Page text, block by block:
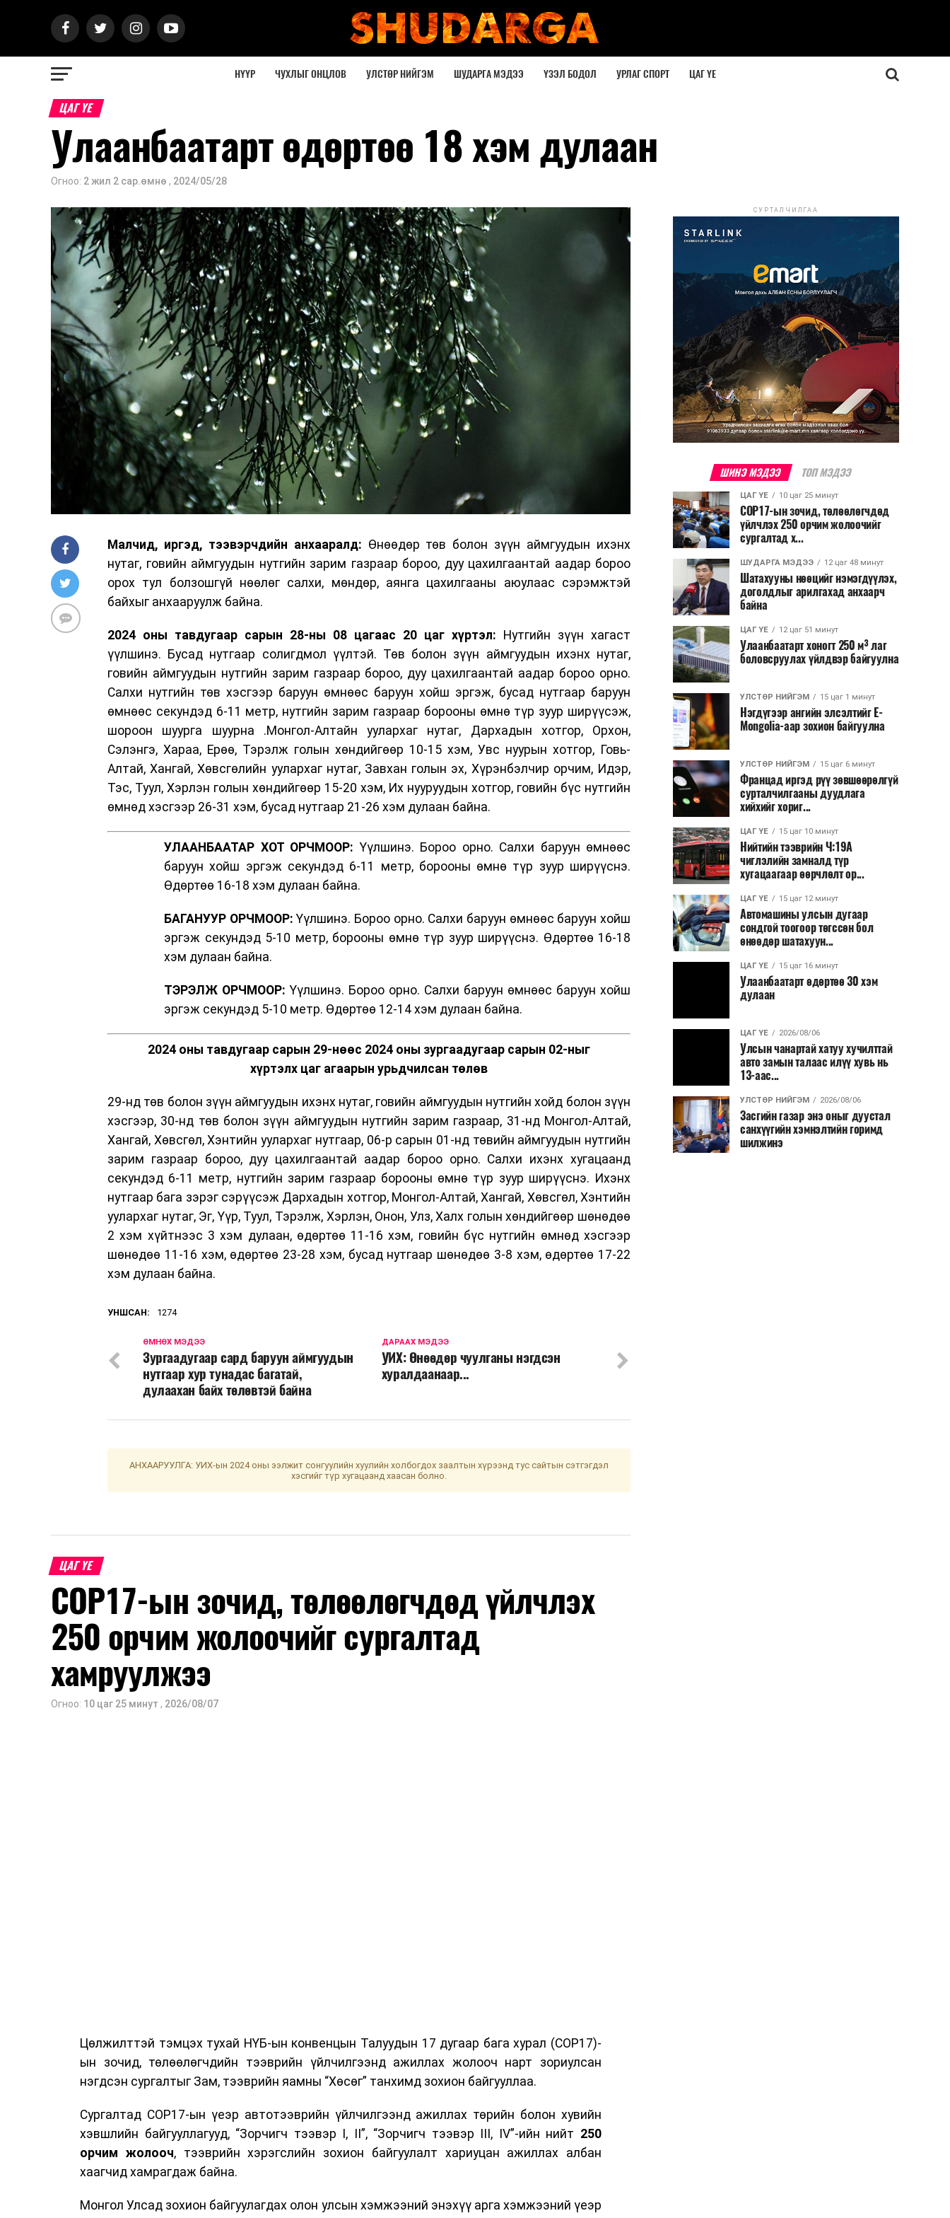
НҮҮР ЧУХЛЫГ ОНЦЛОВ УЛСТӨР НИЙГЭМ ШУДАРГА МЭДЭЭ ҮЗЭЛ БОДОЛ УРЛАГ СПОРТ ЦАГ ҮЕ
ЦАГ ҮЕ
Улаанбаатарт өдөртөө 18 хэм дулаан
Огноо: 2 жил 2 сар.өмнө , 2024/05/28
Малчид, иргэд, тээвэрчдийн анхааралд: Өнөөдөр төв болон зүүн аймгуудын ихэнх
нутаг, говийн аймгуудын нутгийн зарим газраар бороо, дуу цахилгаантай аадар бороо
орох тул болзошгүй нөөлөг салхи, мөндөр, аянга цахилгааны аюулаас сэрэмжтэй
байхыг анхааруулж байна.
2024 оны тавдугаар сарын 28-ны 08 цагаас 20 цаг хүртэл: Нутгийн зүүн хагаст
үүлшинэ. Бусад нутгаар солигдмол үүлтэй. Төв болон зүүн аймгуудын ихэнх нутаг,
говийн аймгуудын нутгийн зарим газраар бороо, дуу цахилгаантай аадар бороо орно.
Салхи нутгийн төв хэсгээр баруун өмнөөс баруун хойш эргэж, бусад нутгаар баруун
өмнөөс секундэд 6-11 метр, нутгийн зарим газраар борооны өмнө түр зуур ширүүсэж,
шороон шуурга шуурна .Монгол-Алтайн уулархаг нутаг, Дархадын хотгор, Орхон,
Сэлэнгэ, Хараа, Ерөө, Тэрэлж голын хөндийгөөр 10-15 хэм, Увс нуурын хотгор, Говь-
Алтай, Хангай, Хөвсгөлийн уулархаг нутаг, Завхан голын эх, Хүрэнбэлчир орчим, Идэр,
Тэс, Туул, Хэрлэн голын хөндийгөөр 15-20 хэм, Их нууруудын хотгор, говийн бүс нутгийн
өмнөд хэсгээр 26-31 хэм, бусад нутгаар 21-26 хэм дулаан байна.
УЛААНБААТАР ХОТ ОРЧМООР: Үүлшинэ. Бороо орно. Салхи баруун өмнөөс
баруун хойш эргэж секундэд 6-11 метр, борооны өмнө түр зуур ширүүснэ.
Өдөртөө 16-18 хэм дулаан байна.
БАГАНУУР ОРЧМООР: Үүлшинэ. Бороо орно. Салхи баруун өмнөөс баруун хойш
эргэж секундэд 5-10 метр, борооны өмнө түр зуур ширүүснэ. Өдөртөө 16-18
хэм дулаан байна.
ТЭРЭЛЖ ОРЧМООР: Үүлшинэ. Бороо орно. Салхи баруун өмнөөс баруун хойш
эргэж секундэд 5-10 метр. Өдөртөө 12-14 хэм дулаан байна.
2024 оны тавдугаар сарын 29-нөөс 2024 оны зургаадугаар сарын 02-ныг
хүртэлх цаг агаарын урьдчилсан төлөв
29-нд төв болон зүүн аймгуудын ихэнх нутаг, говийн аймгуудын нутгийн хойд болон зүүн
хэсгээр, 30-нд төв болон зүүн аймгуудын нутгийн зарим газраар, 31-нд Монгол-Алтай,
Хангай, Хөвсгөл, Хэнтийн уулархаг нутгаар, 06-р сарын 01-нд төвийн аймгуудын нутгийн
зарим газраар бороо, дуу цахилгаантай аадар бороо орно. Салхи ихэнх хугацаанд
секундэд 6-11 метр, нутгийн зарим газраар борооны өмнө түр зуур ширүүснэ. Ихэнх
нутгаар бага зэрэг сэрүүсэж Дархадын хотгор, Монгол-Алтай, Хангай, Хөвсгөл, Хэнтийн
уулархаг нутаг, Эг, Үүр, Туул, Тэрэлж, Хэрлэн, Онон, Улз, Халх голын хөндийгөөр шөнөдөө
2 хэм хүйтнээс 3 хэм дулаан, өдөртөө 11-16 хэм, говийн бүс нутгийн өмнөд хэсгээр
шөнөдөө 11-16 хэм, өдөртөө 23-28 хэм, бусад нутгаар шөнөдөө 3-8 хэм, өдөртөө 17-22
хэм дулаан байна.
УНШСАН: 1274
ДАРААХ МЭДЭЭ
УИХ: Өнөөдөр чуулганы нэгдсэн
хуралдаанаар...
ӨМНӨХ МЭДЭЭ
Зургаадугаар сард баруун аймгуудын
нутгаар хур тунадас багатай,
дулаахан байх төлөвтэй байна
АНХААРУУЛГА: УИХ-ын 2024 оны ээлжит сонгуулийн хуулийн холбогдох заалтын хүрээнд тус сайтын сэтгэгдэл
хэсгийг түр хугацаанд хаасан болно.
ЦАГ ҮЕ
COP17-ын зочид, төлөөлөгчдөд үйлчлэх
250 орчим жолоочийг сургалтад
хамруулжээ
Огноо: 10 цаг 25 минут , 2026/08/07
Цөлжилттэй тэмцэх тухай НҮБ-ын конвенцын Талуудын 17 дугаар бага хурал (COP17)-
ын зочид, төлөөлөгчдийн тээврийн үйлчилгээнд ажиллах жолооч нарт зориулсан
нэгдсэн сургалтыг Зам, тээврийн яамны “Хөсөг” танхимд зохион байгууллаа.
Сургалтад COP17-ын үеэр автотээврийн үйлчилгээнд ажиллах төрийн болон хувийн
хэвшлийн байгууллагууд, “Зорчигч тээвэр I, II”, “Зорчигч тээвэр III, IV”-ийн нийт 250
орчим жолооч, тээврийн хэрэгслийн зохион байгуулалт хариуцан ажиллах албан
хаагчид хамрагдаж байна.
Монгол Улсад зохион байгуулагдах олон улсын хэмжээний энэхүү арга хэмжээний үеэр
СУРТАЛЧИЛГАА
ШИНЭ МЭДЭЭ ТОП МЭДЭЭ
ЦАГ ҮЕ 10 цаг 25 минут
COP17-ын зочид, төлөөлөгчдөд
үйлчлэх 250 орчим жолоочийг
сургалтад х...
ШУДАРГА МЭДЭЭ 12 цаг 48 минут
Шатахууны нөөцийг нэмэгдүүлэх,
доголдлыг арилгахад анхаарч
байна
ЦАГ ҮЕ 12 цаг 51 минут
Улаанбаатарт хоногт 250 м³ лаг
боловсруулах үйлдвэр байгуулна
УЛСТӨР НИЙГЭМ 15 цаг 1 минут
Нэгдүгээр ангийн элсэлтийг E-
Mongolia-аар зохион байгуулна
УЛСТӨР НИЙГЭМ 15 цаг 6 минут
Францад иргэд рүү зөвшөөрөлгүй
сурталчилгааны дуудлага
хийхийг хориг...
ЦАГ ҮЕ 15 цаг 10 минут
Нийтийн тээврийн Ч:19А
чиглэлийн замналд түр
хугацаагаар өөрчлөлт ор...
ЦАГ ҮЕ 15 цаг 12 минут
Автомашины улсын дугаар
сондгой тоогоор төгссөн бол
өнөөдөр шатахуун...
ЦАГ ҮЕ 15 цаг 16 минут
Улаанбаатарт өдөртөө 30 хэм
дулаан
ЦАГ ҮЕ 2026/08/06
Улсын чанартай хатуу хучилттай
авто замын талаас илүү хувь нь
13-аас...
УЛСТӨР НИЙГЭМ 2026/08/06
Засгийн газар энэ оныг дуустал
санхүүгийн хэмнэлтийн горимд
шилжинэ